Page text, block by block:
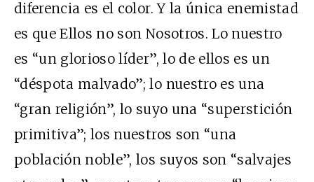
diferencia es el color. Y la única enemistad
es que Ellos no son Nosotros. Lo nuestro
es “un glorioso líder”, lo de ellos es un
“déspota malvado”; lo nuestro es una
“gran religión”, lo suyo una “superstición
primitiva”; los nuestros son “una
población noble”, los suyos son “salvajes